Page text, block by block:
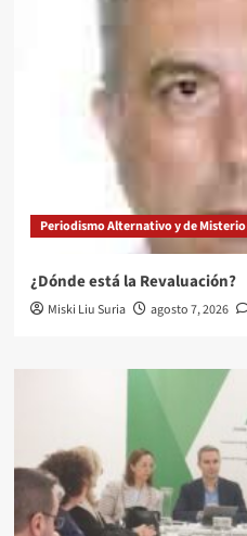
Periodismo Alternativo y de Misterio
¿Dónde está la Revaluación?
Miski Liu Suria agosto 7, 2026